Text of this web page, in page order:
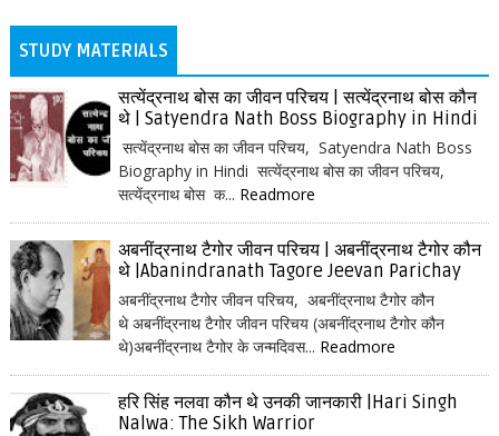
STUDY MATERIALS
सत्येंद्रनाथ बोस का जीवन परिचय | सत्येंद्रनाथ बोस कौन
थे | Satyendra Nath Boss Biography in Hindi
सत्येंद्रनाथ बोस का जीवन परिचय, Satyendra Nath Boss
Biography in Hindi सत्येंद्रनाथ बोस का जीवन परिचय,
सत्येंद्रनाथ बोस क... Readmore
अबनींद्रनाथ टैगोर जीवन परिचय | अबनींद्रनाथ टैगोर कौन
थे |Abanindranath Tagore Jeevan Parichay
अबनींद्रनाथ टैगोर जीवन परिचय, अबनींद्रनाथ टैगोर कौन
थे अबनींद्रनाथ टैगोर जीवन परिचय (अबनींद्रनाथ टैगोर कौन
थे)अबनींद्रनाथ टैगोर के जन्मदिवस... Readmore
हरि सिंह नलवा कौन थे उनकी जानकारी |Hari Singh
Nalwa: The Sikh Warrior